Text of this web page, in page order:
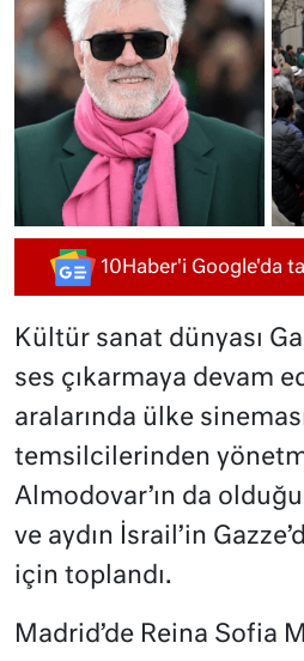
10Haber'i Google'da
Kültür sanat dünyası
ses çıkarmaya devam
aralarında ülke
temsilcilerinden
Almodovar’ın da
ve aydın İsrail’in
için toplandı.
Madrid’de Reina Sofia